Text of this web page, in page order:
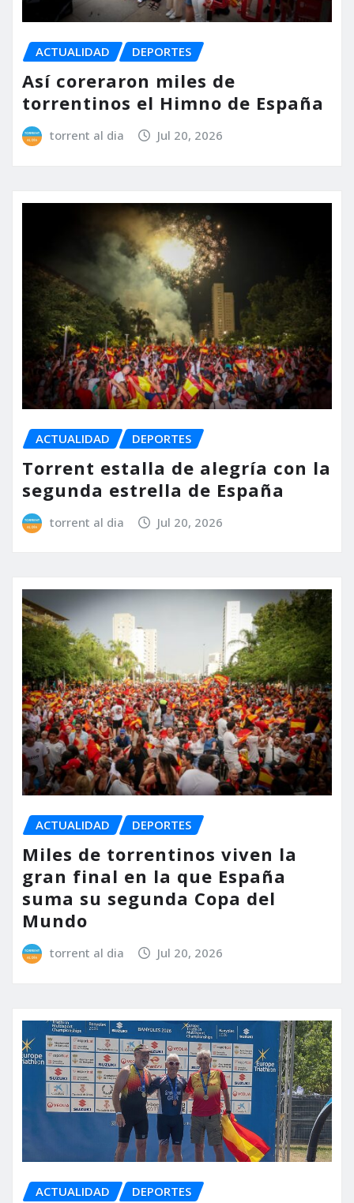
ACTUALIDAD DEPORTES
Así coreraron miles de
torrentinos el Himno de España
torrent al dia Jul 20, 2026
ACTUALIDAD DEPORTES
Torrent estalla de alegría con la
segunda estrella de España
torrent al dia Jul 20, 2026
ACTUALIDAD DEPORTES
Miles de torrentinos viven la
gran final en la que España
suma su segunda Copa del
Mundo
torrent al dia Jul 20, 2026
ACTUALIDAD DEPORTES